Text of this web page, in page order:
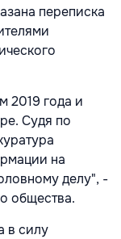
переписка
2019 года и
Судя по
на
делу", -
общества.
в силу